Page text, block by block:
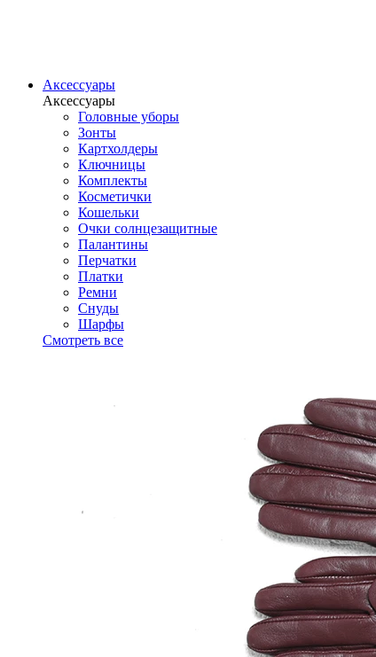
Аксессуары
Аксессуары
Головные уборы
Зонты
Картхолдеры
Ключницы
Комплекты
Косметички
Кошельки
Очки солнцезащитные
Палантины
Перчатки
Платки
Ремни
Снуды
Шарфы
Смотреть все